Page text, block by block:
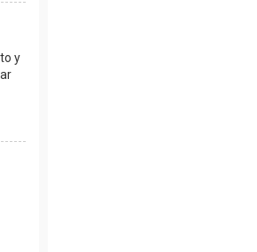
y